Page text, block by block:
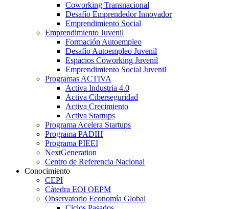
Coworking Transnacional
Desafío Emprendedor Innovador
Emprendimiento Social
Emprendimiento Juvenil
Formación Autoempleo
Desafío Autoempleo Juvenil
Espacios Coworking Juvenil
Emprendimiento Social Juvenil
Programas ACTIVA
Activa Industria 4.0
Activa Ciberseguridad
Activa Crecimiento
Activa Startups
Programa Acelera Startups
Programa PADIH
Programa PIEEI
NextGeneration
Centro de Referencia Nacional
Conocimiento
CEPI
Cátedra EOI OEPM
Observatorio Economía Global